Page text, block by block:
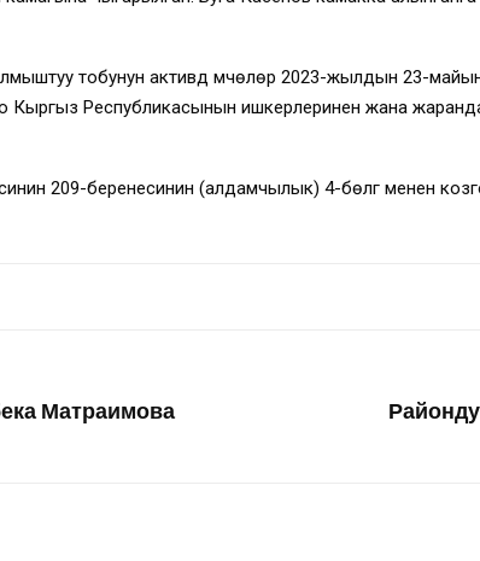
тобунун активдүү мүчөлөрү 2023-жылдын 23-
Республикасынын ишкерлеринен жана
209-беренесинин (алдамчылык) 4-бөлүгү менен
Матраимова